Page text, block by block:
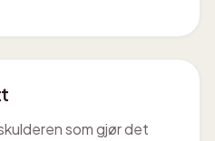
ikke – mange opplever
tilnærming. Hos Cor
her for å hjelpe deg
som gjør det